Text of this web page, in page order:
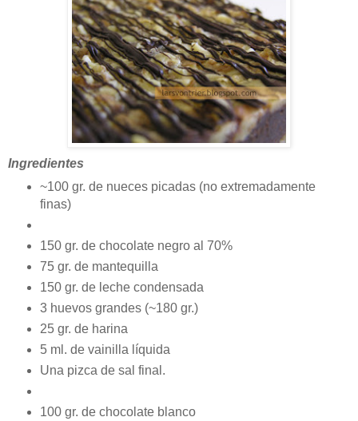
Ingredientes
~100 gr. de nueces picadas (no extremadamente
finas)
150 gr. de chocolate negro al 70%
75 gr. de mantequilla
150 gr. de leche condensada
3 huevos grandes (~180 gr.)
25 gr. de harina
5 ml. de vainilla líquida
Una pizca de sal final.
100 gr. de chocolate blanco